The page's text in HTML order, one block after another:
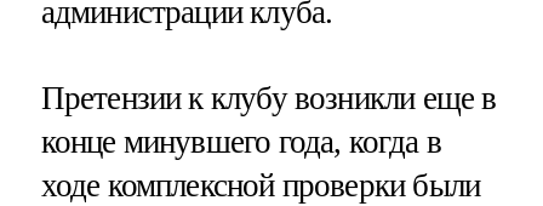
администрации клуба.
Претензии к клубу возникли еще в
конце минувшего года, когда в
ходе комплексной проверки были